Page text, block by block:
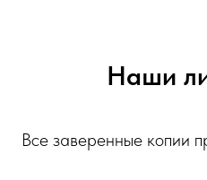
Наши
Все заверенные копии